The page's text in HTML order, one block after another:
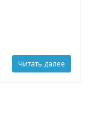
Читать далее